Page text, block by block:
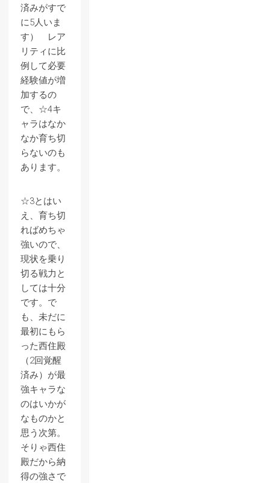
済みがすで
に5人いま
す） レア
リティに比
例して必要
経験値が増
加するの
で、☆4キ
ャラはなか
なか育ち切
らないのも
あります。
☆3とはい
え、育ち切
ればめちゃ
強いので、
現状を乗り
切る戦力と
しては十分
です。で
も、未だに
最初にもら
った西住殿
（2回覚醒
済み）が最
強キャラな
のはいかが
なものかと
思う次第。
そりゃ西住
殿だから納
得の強さで